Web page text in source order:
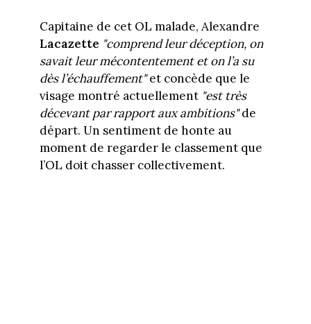
Capitaine de cet OL malade, Alexandre
Lacazette "comprend leur déception, on
savait leur mécontentement et on l’a su
dès l’échauffement"et concède que le
visage montré actuellement "est très
décevant par rapport aux ambitions"de
départ. Un sentiment de honte au
moment de regarder le classement que
l’OL doit chasser collectivement.